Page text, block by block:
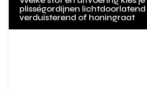
plisségordijnen lichtdoorlatend
verduisterend of honingraat